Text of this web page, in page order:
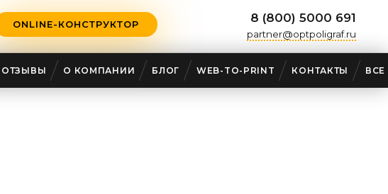
ONLINE-КОНСТРУКТОР 8 (800) 5000 691
partner@optpoligraf.ru
ОТЗЫВЫ О КОМПАНИИ БЛОГ WEB-TO-PRINT КОНТАКТЫ ВСЕ